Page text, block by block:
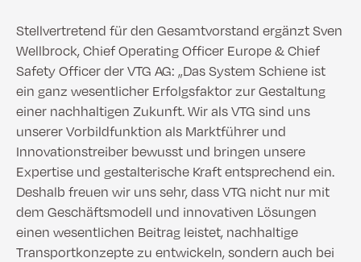
Stellvertretend für den Gesamtvorstand ergänzt Sven
Wellbrock, Chief Operating Officer Europe & Chief
Safety Officer der VTG AG: „Das System Schiene ist
ein ganz wesentlicher Erfolgsfaktor zur Gestaltung
einer nachhaltigen Zukunft. Wir als VTG sind uns
unserer Vorbildfunktion als Marktführer und
Innovationstreiber bewusst und bringen unsere
Expertise und gestalterische Kraft entsprechend ein.
Deshalb freuen wir uns sehr, dass VTG nicht nur mit
dem Geschäftsmodell und innovativen Lösungen
einen wesentlichen Beitrag leistet, nachhaltige
Transportkonzepte zu entwickeln, sondern auch bei